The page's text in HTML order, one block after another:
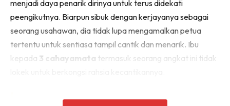
menjadi daya penarik dirinya untuk terus didekati
peengikutnya. Biarpun sibuk dengan kerjayanya sebagai
seorang usahawan, dia tidak lupa mengamalkan petua
tertentu untuk sentiasa tampil cantik dan menarik. Ibu
kepada 3 cahayamata termasuk seorang angkat ini tidak